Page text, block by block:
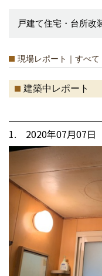
戸建て住宅・台所改
現場レポート｜すべて
建築中レポート
1. 2020年07月07日